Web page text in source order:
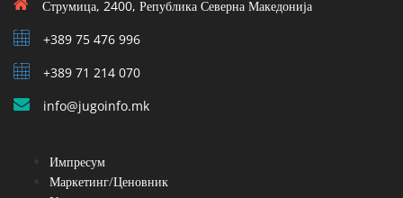
Струмица, 2400, Република Северна Македонија
+389 75 476 996
+389 71 214 070
info@jugoinfo.mk
Импресум
Маркетинг/Ценовник